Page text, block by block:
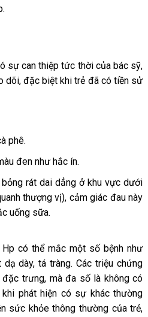
sự can thiệp tức thời của bác sỹ,
dõi, đặc biệt khi trẻ đã có tiền sử
phê.
đen như hắc ín.
rát dai dẳng ở khu vực dưới
thượng vị), cảm giác đau này
uống sữa.
có thể mắc một số bệnh như
dày, tá tràng. Các triệu chứng
đặc trưng, mà đa số là không có
phát hiện có sự khác thường
sức khỏe thông thường của trẻ,